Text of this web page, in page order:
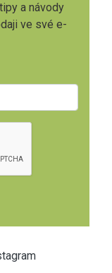
a návody
ve své e-